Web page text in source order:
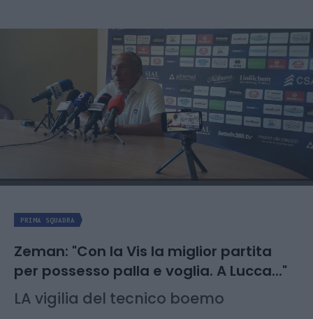
PRIMA SQUADRA
Zeman: "Con la Vis la miglior partita
per possesso palla e voglia. A Lucca..."
LA vigilia del tecnico boemo